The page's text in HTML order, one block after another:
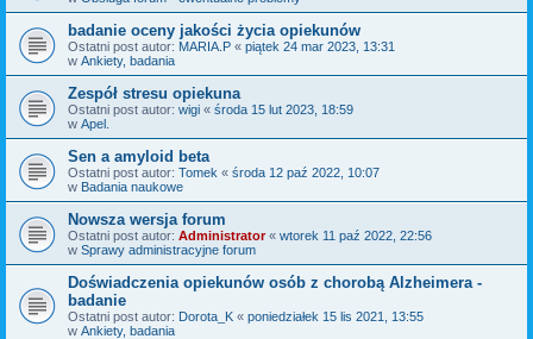
badanie oceny jakości życia opiekunów
Ostatni post autor: MARIA.P « piątek 24 mar 2023, 13:31
w Ankiety, badania
Zespół stresu opiekuna
Ostatni post autor: wigi « środa 15 lut 2023, 18:59
w Apel.
Sen a amyloid beta
Ostatni post autor: Tomek « środa 12 paź 2022, 10:07
w Badania naukowe
Nowsza wersja forum
Ostatni post autor: Administrator« wtorek 11 paź 2022, 22:56
w Sprawy administracyjne forum
Doświadczenia opiekunów osób z chorobą Alzheimera -
badanie
Ostatni post autor: Dorota_K « poniedziałek 15 lis 2021, 13:55
w Ankiety, badania